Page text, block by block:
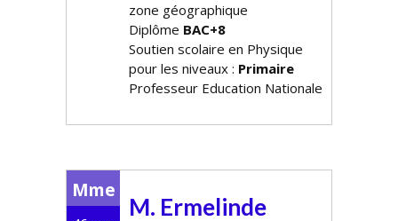
zone géographique
Diplôme BAC+8
Soutien scolaire en Physique
pour les niveaux : Primaire
Professeur Education Nationale
Mme
M. Ermelinde